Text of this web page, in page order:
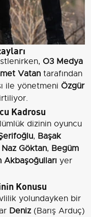
O3 Medya
Vatantarafından
ile yönetmeni Özgür
Kadrosu
dizinin oyuncu
, Başak
Naz Göktan, Begüm
Akbaşoğulları yer
Konusu
yolundayken bir
Deniz(Barış Arduç)